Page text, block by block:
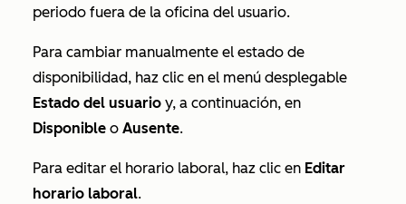
periodo fuera de la oficina del usuario.
Para cambiar manualmente el estado de
disponibilidad, haz clic en el menú desplegable
Estado del usuario y, a continuación, en
Disponible o Ausente.
Para editar el horario laboral, haz clic en Editar
horario laboral.